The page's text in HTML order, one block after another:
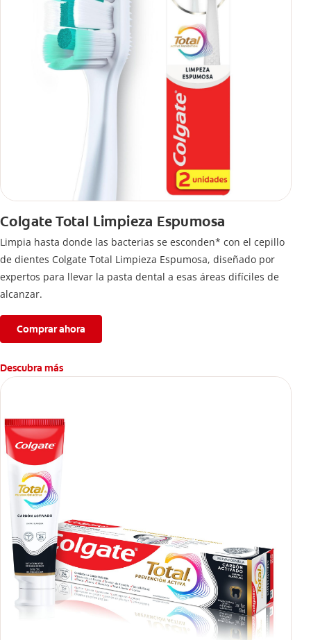
Colgate Total Limpieza Espumosa
Limpia hasta donde las bacterias se esconden* con el cepillo
de dientes Colgate Total Limpieza Espumosa, diseñado por
expertos para llevar la pasta dental a esas áreas difíciles de
alcanzar.
Comprar ahora
Descubra más